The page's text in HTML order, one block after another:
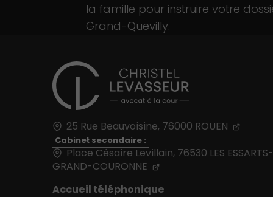
la famille pour instruire votre
Grand-Quevilly.
25 Rue Beauvoisine, 76000 ROUEN
Cabinet secondaire :
Place Césaire Levillain, 76530 LES ESSARTS-
GRAND-COURONNE
Accueil téléphonique